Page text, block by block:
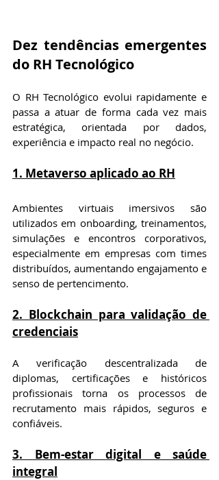
Dez tendências emergentes
do RH Tecnológico
O RH Tecnológico evolui rapidamente e
passa a atuar de forma cada vez mais
estratégica, orientada por dados,
experiência e impacto real no negócio.
1. Metaverso aplicado ao RH
Ambientes virtuais imersivos são
utilizados em onboarding, treinamentos,
simulações e encontros corporativos,
especialmente em empresas com times
distribuídos, aumentando engajamento e
senso de pertencimento.
2. Blockchain para validação de
credenciais
A verificação descentralizada de
diplomas, certificações e históricos
profissionais torna os processos de
recrutamento mais rápidos, seguros e
confiáveis.
3. Bem-estar digital e saúde
integral